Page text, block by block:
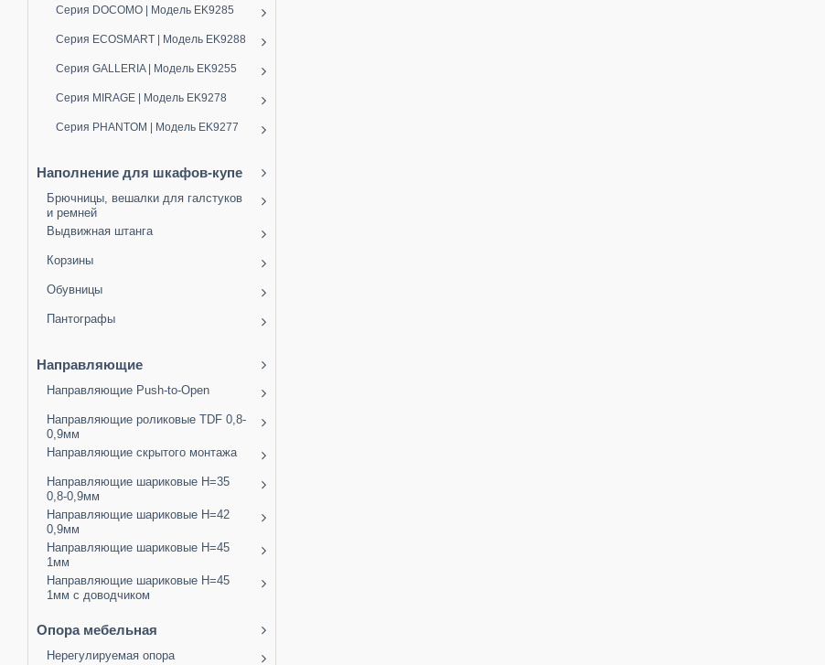
Серия DOCOMO | Модель EK9285
Серия ECOSMART | Модель EK9288
Серия GALLERIA | Модель EK9255
Серия MIRAGE | Модель EK9278
Серия PHANTOM | Модель EK9277
Наполнение для шкафов-купе
Брючницы, вешалки для галстуков
и ремней
Выдвижная штанга
Корзины
Обувницы
Пантографы
Направляющие
Направляющие Push-to-Open
Направляющие роликовые TDF 0,8-
0,9мм
Направляющие скрытого монтажа
Направляющие шариковые H=35
0,8-0,9мм
Направляющие шариковые H=42
0,9мм
Направляющие шариковые H=45
1мм
Направляющие шариковые H=45
1мм с доводчиком
Опора мебельная
Нерегулируемая опора